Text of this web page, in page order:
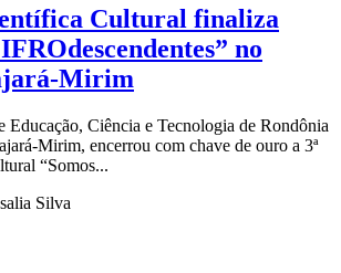
Cultural finaliza
no
Mirim
Educação, Ciência e Tecnologia de Rondônia
Mirim, encerrou com chave de ouro a 3ª
“Somos...
Silva